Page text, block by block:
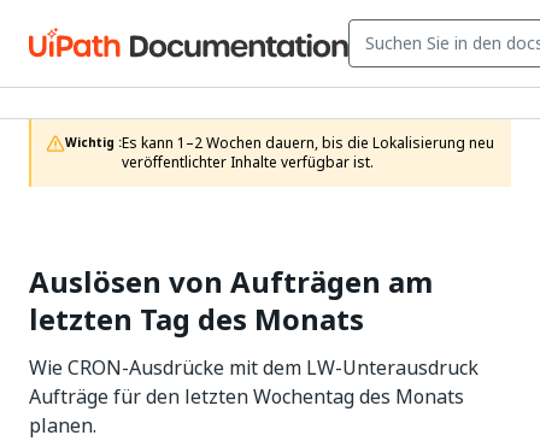
Wichtig :Es kann 1–2 Wochen dauern, bis die Lokalisierung neu
veröffentlichter Inhalte verfügbar ist.
Auslösen von Aufträgen am
letzten Tag des Monats
Wie CRON-Ausdrücke mit dem LW-Unterausdruck
Aufträge für den letzten Wochentag des Monats
planen.